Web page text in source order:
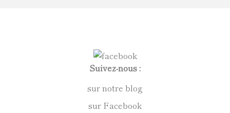
Suivez-nous :
sur notre blog
sur Facebook